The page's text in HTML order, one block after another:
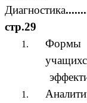
Диагностика
стр.29
Формы